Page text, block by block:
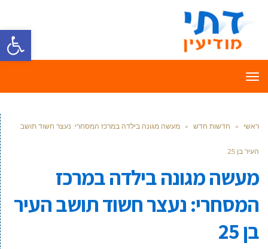
פתח
תפריט
ראשי » חדשות חדש » מעשה מגונה בילדה במרכז המסחרי: נעצר חשוד תושב
העיר בן 25
מעשה מגונה בילדה במרכז
המסחרי: נעצר חשוד תושב העיר
בן 25